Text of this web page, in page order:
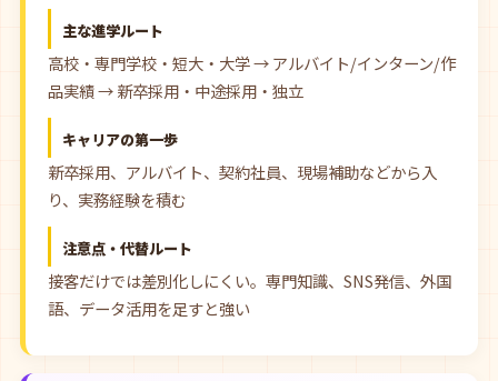
主な進学ルート
高校・専門学校・短大・大学 → アルバイト/インターン/作
品実績 → 新卒採用・中途採用・独立
キャリアの第一歩
新卒採用、アルバイト、契約社員、現場補助などから入
り、実務経験を積む
注意点・代替ルート
接客だけでは差別化しにくい。専門知識、SNS発信、外国
語、データ活用を足すと強い